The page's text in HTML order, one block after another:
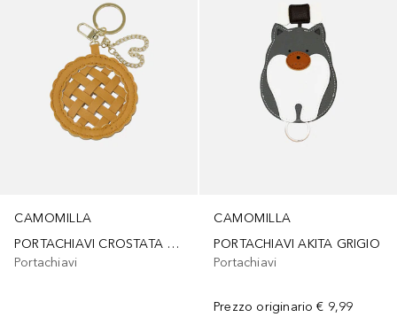
CAMOMILLA
PORTACHIAVI CROSTATA BEI
Portachiavi
CAMOMILLA
PORTACHIAVI AKITA GRIGIO
Portachiavi
Prezzo originario € 9,99